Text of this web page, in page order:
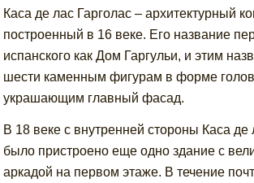
Каса де лас Гарголас – архитектурный
построенный в 16 веке. Его название
испанского как Дом Гаргульи, и этим
шести каменным фигурам в форме
украшающим главный фасад.
В 18 веке с внутренней стороны Каса де
было пристроено еще одно здание с
аркадой на первом этаже. В течение